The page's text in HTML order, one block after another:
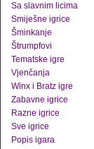
Sa slavnim licima
Smiješne igrice
Šminkanje
Štrumpfovi
Tematske igre
Vjenčanja
Winx i Bratz igre
Zabavne igrice
Razne igrice
Sve igrice
Popis igara